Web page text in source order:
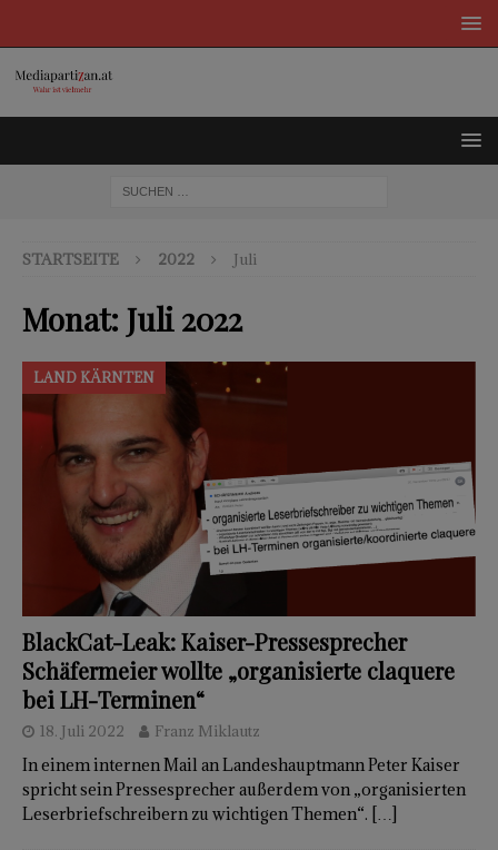
STARTSEITE 2022 Juli
Monat: Juli 2022
LAND KÄRNTEN
BlackCat-Leak: Kaiser-Pressesprecher
Schäfermeier wollte „organisierte claquere
bei LH-Terminen“
18. Juli 2022 Franz Miklautz
In einem internen Mail an Landeshauptmann Peter Kaiser
spricht sein Pressesprecher außerdem von „organisierten
Leserbriefschreibern zu wichtigen Themen“. […]